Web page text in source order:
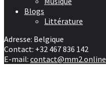
Blogs
Littérature
Adresse: Belgique
Contact: +32 467 836 142
E-mail: contact@mm2.online